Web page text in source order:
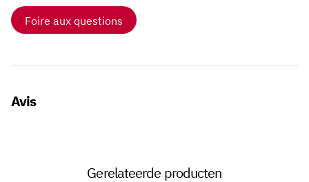
Foire aux questions
Avis
Gerelateerde producten